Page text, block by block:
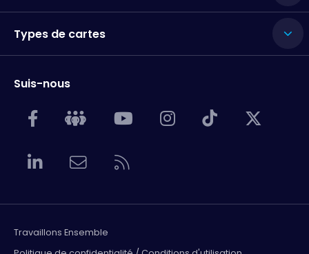
Types de cartes
Suis-nous
Travaillons Ensemble